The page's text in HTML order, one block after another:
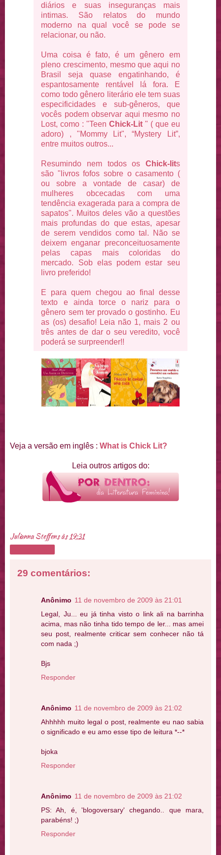
diários e suas inseguranças mais
intimas. São relatos do mundo
moderno na qual você se pode se
relacionar, ou não.
Uma coisa é fato, é um gênero em
pleno crescimento, mesmo que aqui no
Brasil seja quase engatinhando, é
espantosamente rentável lá fora. E
como todo gênero literário ele tem suas
especificidades e sub-gêneros, que
vocês podem observar aqui mesmo no
Lost, como : "Teen Chick-Lit " ( que eu
adoro) , "Mommy Lit", “Mystery Lit”,
entre muitos outros...
Resumindo nem todos os Chick-lits
são "livros fofos sobre o casamento (
ou sobre a vontade de casar) de
mulheres obcecadas com uma
tendência exagerada para a compra de
sapatos". Muitos deles vão a questões
mais profundas do que estas, apesar
de serem vendidos como tal. Não se
deixem enganar preconceituosamente
pelas capas mais coloridas do
mercado. Sob elas podem estar seu
livro preferido!
E para quem chegou ao final desse
texto e ainda torce o nariz para o
gênero sem ter provado o gostinho. Eu
as (os) desafio! Leia não 1, mais 2 ou
três antes de dar o seu veredito, você
poderá se surpreender!!
Veja a versão em inglês : What is Chick Lit?
Leia outros artigos do:
Julianna Steffensàs19:31
29 comentários:
Anônimo 11 de novembro de 2009 às 21:01
Legal, Ju... eu já tinha visto o link ali na barrinha
acima, mas não tinha tido tempo de ler... mas amei
seu post, realmente criticar sem conhecer não tá
com nada ;)
Bjs
Responder
Anônimo 11 de novembro de 2009 às 21:02
Ahhhhh muito legal o post, realmente eu nao sabia
o significado e eu amo esse tipo de leitura *--*
bjoka
Responder
Anônimo 11 de novembro de 2009 às 21:02
PS: Ah, é, 'blogoversary' chegando.. que mara,
parabéns! ;)
Responder